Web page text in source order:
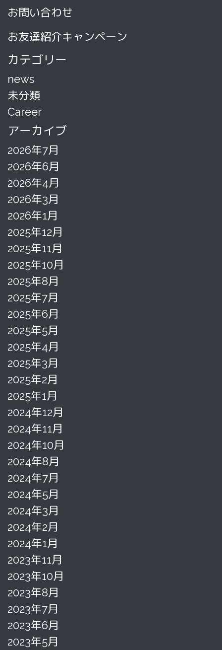
お問い合わせ
お友達紹介キャンペーン
カテゴリー
news
未分類
Career
アーカイブ
2026年7月
2026年6月
2026年4月
2026年3月
2026年1月
2025年12月
2025年11月
2025年10月
2025年8月
2025年7月
2025年6月
2025年5月
2025年4月
2025年3月
2025年2月
2025年1月
2024年12月
2024年11月
2024年10月
2024年8月
2024年7月
2024年5月
2024年3月
2024年2月
2024年1月
2023年11月
2023年10月
2023年8月
2023年7月
2023年6月
2023年5月